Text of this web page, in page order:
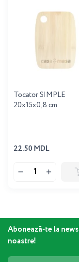
Tocator SIMPLE
20x15x0,8 cm
22.50 MDL
Abonează-te la
noastre!